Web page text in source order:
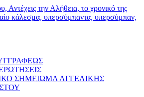
ΣΗΜΕΙΩΜΑ ΑΓΓΕΛΙΚΗΣ